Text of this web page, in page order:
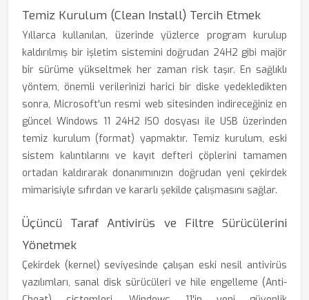
Temiz Kurulum (Clean Install) Tercih Etmek
Yıllarca kullanılan, üzerinde yüzlerce program kurulup
kaldırılmış bir işletim sistemini doğrudan 24H2 gibi majör
bir sürüme yükseltmek her zaman risk taşır. En sağlıklı
yöntem, önemli verilerinizi harici bir diske yedekledikten
sonra, Microsoft'un resmi web sitesinden indireceğiniz en
güncel Windows 11 24H2 ISO dosyası ile USB üzerinden
temiz kurulum (format) yapmaktır. Temiz kurulum, eski
sistem kalıntılarını ve kayıt defteri çöplerini tamamen
ortadan kaldırarak donanımınızın doğrudan yeni çekirdek
mimarisiyle sıfırdan ve kararlı şekilde çalışmasını sağlar.
Üçüncü Taraf Antivirüs ve Filtre Sürücülerini
Yönetmek
Çekirdek (kernel) seviyesinde çalışan eski nesil antivirüs
yazılımları, sanal disk sürücüleri ve hile engelleme (Anti-